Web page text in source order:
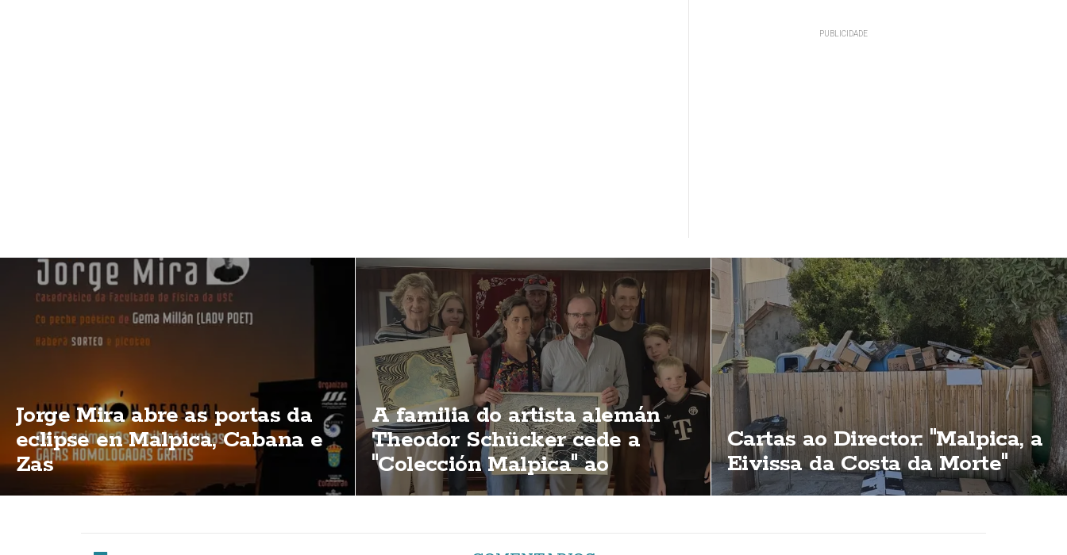
Jorge Mira abre as portas da
eclipse en Malpica, Cabana e
Zas
A familia do artista alemán
Theodor Schücker cede a
"Colección Malpica" ao
concello malpicán
Cartas ao Director: "Malpica, a
Eivissa da Costa da Morte"